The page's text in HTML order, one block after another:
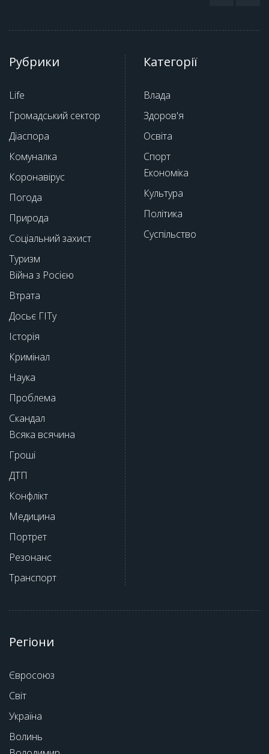
Рубрики
Life
Громадський сектор
Діаспора
Комуналка
Коронавірус
Погода
Природа
Соціальний захист
Туризм
Війна з Росією
Втрата
Досьє ГІТу
Історія
Кримінал
Наука
Проблема
Скандал
Всяка всячина
Гроші
ДТП
Конфлікт
Медицина
Портрет
Резонанс
Транспорт
Категорії
Влада
Здоров'я
Освіта
Спорт
Економіка
Культура
Політика
Суспільство
Регіони
Євросоюз
Світ
Україна
Волинь